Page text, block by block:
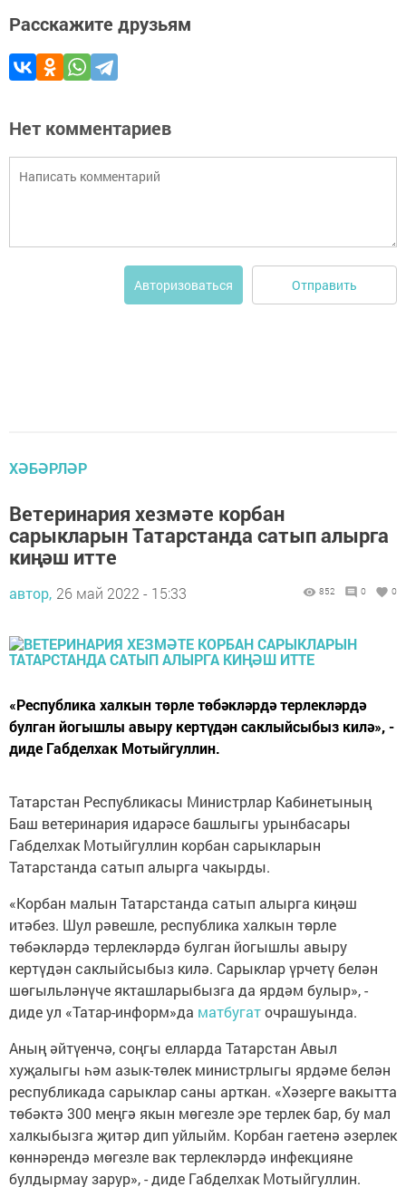
Расскажите друзьям
Нет комментариев
Авторизоваться Отправить
ХӘБӘРЛӘР
Ветеринария хезмәте корбан
сарыкларын Татарстанда сатып алырга
киңәш итте
автор, 26 май 2022 - 15:33 852 0 0
«Республика халкын төрле төбәкләрдә терлекләрдә
булган йогышлы авыру кертүдән саклыйсыбыз килә», -
диде Габделхак Мотыйгуллин.
Татарстан Республикасы Министрлар Кабинетының
Баш ветеринария идарәсе башлыгы урынбасары
Габделхак Мотыйгуллин корбан сарыкларын
Татарстанда сатып алырга чакырды.
«Корбан малын Татарстанда сатып алырга киңәш
итәбез. Шул рәвешле, республика халкын төрле
төбәкләрдә терлекләрдә булган йогышлы авыру
кертүдән саклыйсыбыз килә. Сарыклар үрчетү белән
шөгыльләнүче якташларыбызга да ярдәм булыр», -
диде ул «Татар-информ»да матбугаточрашуында.
Аның әйтүенчә, соңгы елларда Татарстан Авыл
хуҗалыгы һәм азык-төлек министрлыгы ярдәме белән
республикада сарыклар саны арткан. «Хәзерге вакытта
төбәктә 300 меңгә якын мөгезле эре терлек бар, бу мал
халкыбызга җитәр дип уйлыйм. Корбан гаетенә әзерлек
көннәрендә мөгезле вак терлекләрдә инфекцияне
булдырмау зарур», - диде Габделхак Мотыйгуллин.